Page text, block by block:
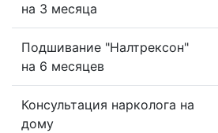
на 3 месяца
Подшивание "Налтрексон"
на 6 месяцев
Консультация нарколога на
дому